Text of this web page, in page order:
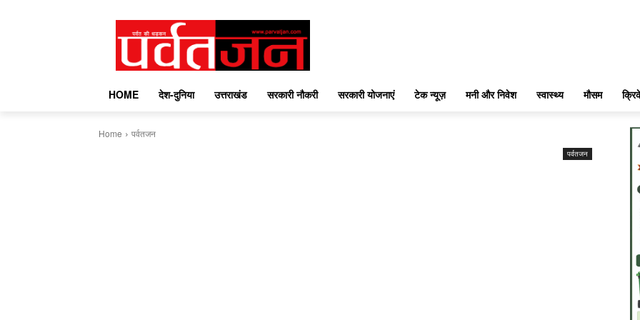
HOME देश-दुनिया उत्तराखंड सरकारी नौकरी सरकारी योजनाएं टेक न्यूज़ मनी और निवेश स्वास्थ्य मौसम
Home पर्वतजन
पर्वतजन